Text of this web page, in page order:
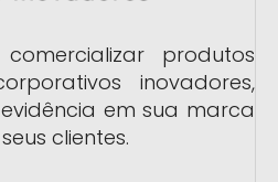
produtos
inovadores,
em sua marca
clientes.